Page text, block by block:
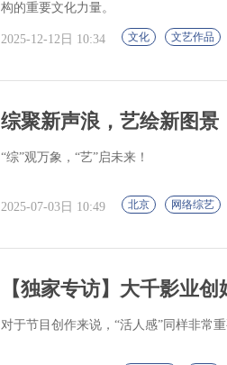
构的重要文化力量。
2025-12-12日 10:34 文化 文艺作品
综聚新声浪，艺绘新图
“综”观万象，“艺”启未来！
2025-07-03日 10:49 北京 网络综艺
【独家专访】大千影业
对于节目创作来说，“活人感”同样非常